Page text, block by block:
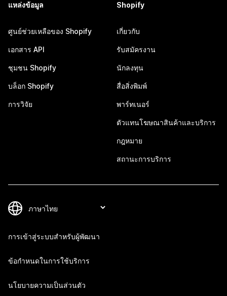
แหล่งข้อมูล
ศูนย์ช่วยเหลือของ Shopify
เอกสาร API
ชุมชน Shopify
บล็อก Shopify
การวิจัย
Shopify
เกี่ยวกับ
รับสมัครงาน
นักลงทุน
สื่อสิ่งพิมพ์
พาร์ทเนอร์
ตัวแทนโฆษณาสินค้าและบริการ
กฎหมาย
สถานะการบริการ
การเข้าสู่ระบบสำหรับผู้พัฒนา
ข้อกำหนดในการใช้บริการ
นโยบายความเป็นส่วนตัว